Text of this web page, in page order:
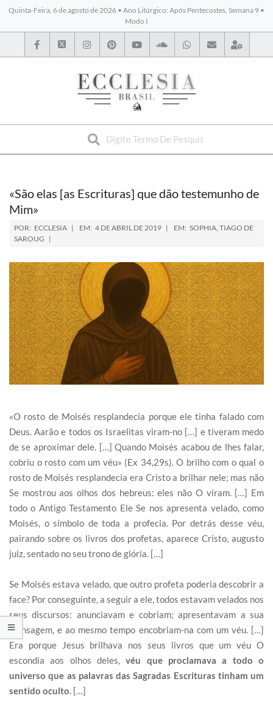
Quinta-Feira, 6 de agosto de 2026 • Ano Litúrgico: Após Pentecostes, Semana 9 •
Modo I
BYBLOS
«São elas [as Escrituras] que dão testemunho de
Mim»
POR: ECCLESIA EM: 4 DE ABRIL DE 2019 EM: SOPHIA, TIAGO DE
SAROUG
«O rosto de Moisés resplandecia porque ele tinha falado com
Deus. Aarão e todos os Israelitas viram-no […] e tiveram medo
de se aproximar dele. […] Quando Moisés acabou de lhes falar,
cobriu o rosto com um véu» (Ex 34,29s). O brilho com o qual o
rosto de Moisés resplandecia era Cristo a brilhar nele; mas não
Se mostrou aos olhos dos hebreus: eles não O viram. […] Em
todo o Antigo Testamento Ele Se nos apresenta velado, como
Moisés, o símbolo de toda a profecia. Por detrás desse véu,
pairando sobre os livros dos profetas, aparece Cristo, augusto
juiz, sentado no seu trono de glória. […]
Se Moisés estava velado, que outro profeta poderia descobrir a
face? Por conseguinte, a seguir a ele, todos estavam velados nos
seus discursos: anunciavam e cobriam; apresentavam a sua
mensagem, e ao mesmo tempo encobriam-na com um véu. […]
Era porque Jesus brilhava nos seus livros que um véu O
escondia aos olhos deles,véu que proclamava a todo o
universo que as palavras das Sagradas Escrituras tinham um
sentido oculto. […]